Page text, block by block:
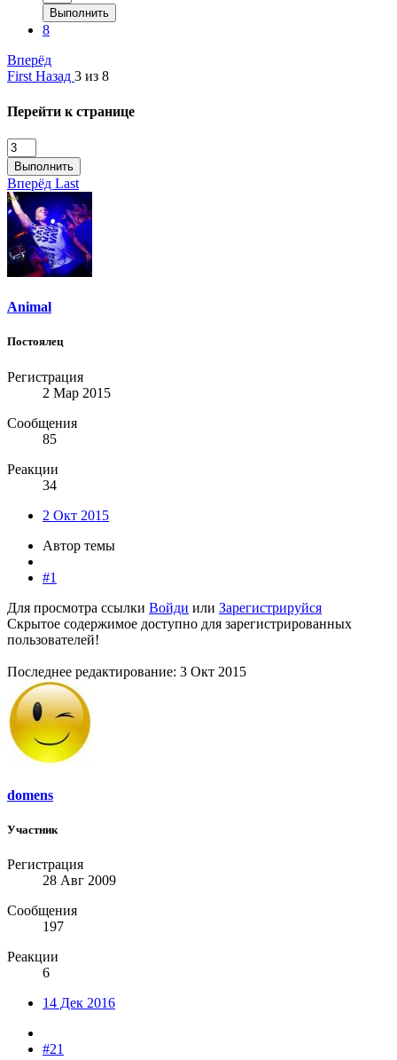
Выполнить
8
Вперёд
First Назад 3 из 8
Перейти к странице
Выполнить
Вперёд Last
Animal
Постоялец
Регистрация
2 Мар 2015
Сообщения
85
Реакции
34
2 Окт 2015
Автор темы
#1
Для просмотра ссылки Войди или Зарегистрируйся
Скрытое содержимое доступно для зарегистрированных
пользователей!
Последнее редактирование: 3 Окт 2015
domens
Участник
Регистрация
28 Авг 2009
Сообщения
197
Реакции
6
14 Дек 2016
#21